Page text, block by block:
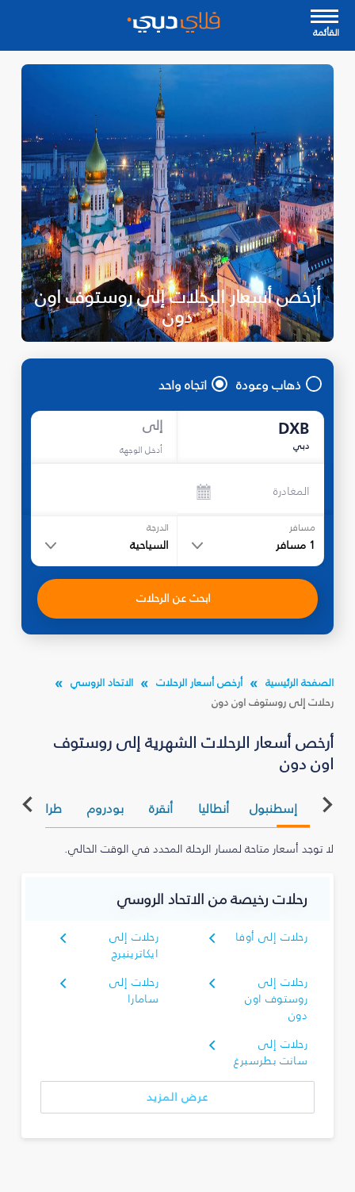
القأئمة
أرخص أسعار الرحلات إلى روستوف اون
دون
ذهاب وعودة اتجاه واحد
DXB
دبي
إلى
أدخل الوجهة
المغادرة
مسافر
1 مسافر
الدرجة
السياحية
ابحث عن الرحلات
الصفحة الرئيسية أرخص أسعار الرحلات
الاتحاد الروسي
رحلات إلى روستوف اون دون
أرخص أسعار الرحلات الشهرية إلى روستوف
اون دون
إسطنبول أنطاليا أنقرة بودروم طرابزون
لا توجد أسعار متاحة لمسار الرحلة المحدد في الوقت الحالي.
رحلات رخيصة من الاتحاد الروسي
رحلات إلى أوفا
رحلات إلى
ايكاترينبرج
رحلات إلى
روستوف اون
دون
رحلات إلى
سامارا
رحلات إلى
سانت بطرسبرغ
عرض المزيد